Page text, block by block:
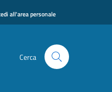
all'area personale
Cerca